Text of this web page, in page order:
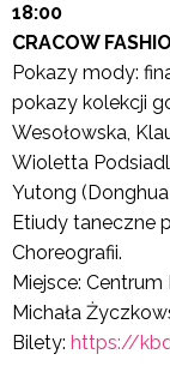
18:00
CRACOW
Pokazy mody:
pokazy kolekcji
Wesołowska,
Wioletta
Yutong
Etiudy taneczne
Choreografii.
Miejsce:
Michała
Bilety: https://